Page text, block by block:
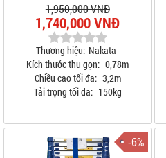
1,950,000 VNĐ
1,740,000 VNĐ
Thương hiệu: Nakata
Kích thước thu gọn: 0,78m
Chiều cao tối đa: 3,2m
Tải trọng tối đa: 150kg
-6%